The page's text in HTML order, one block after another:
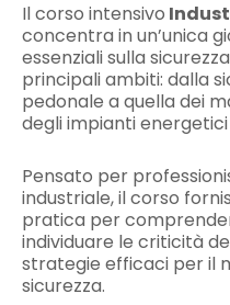
Il corso intensivo
concentra in un’unica
essenziali sulla
principali ambiti: dalla
pedonale a quella dei
degli impianti energetici
Pensato per
industriale, il corso
pratica per
individuare le criticità
strategie efficaci per il
sicurezza.